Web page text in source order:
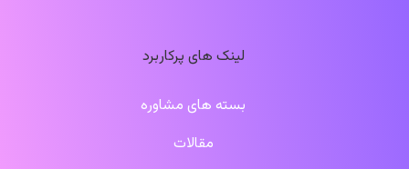
لینک های پرکاربرد
بسته های مشاوره
مقالات